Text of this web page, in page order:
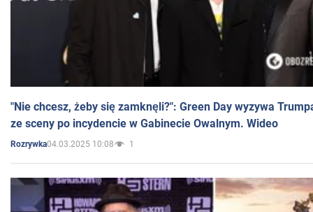
"Nie chcesz, żeby się zamknęli?": Green Day wyzywa
ze sceny po incydencie w Gabinecie Owalnym. Wideo
Rozrywka04.03.2025 10:08 1